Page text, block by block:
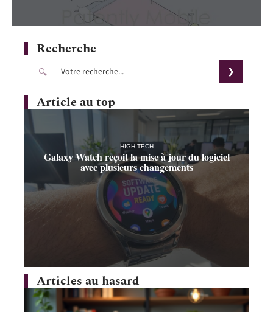
Recherche
Article au top
HIGH-TECH
Galaxy Watch reçoit la mise à jour du logiciel
avec plusieurs changements
Articles au hasard